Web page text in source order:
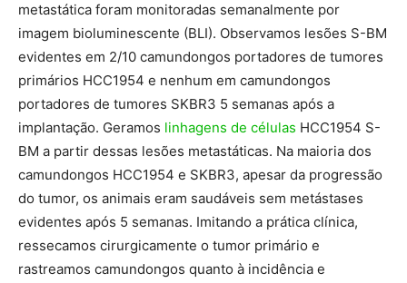
metastática foram monitoradas semanalmente por
imagem bioluminescente (BLI). Observamos lesões S-BM
evidentes em 2/10 camundongos portadores de tumores
primários HCC1954 e nenhum em camundongos
portadores de tumores SKBR3 5 semanas após a
implantação. Geramos linhagens de células HCC1954 S-
BM a partir dessas lesões metastáticas. Na maioria dos
camundongos HCC1954 e SKBR3, apesar da progressão
do tumor, os animais eram saudáveis ​​sem metástases
evidentes após 5 semanas. Imitando a prática clínica,
ressecamos cirurgicamente o tumor primário e
rastreamos camundongos quanto à incidência e